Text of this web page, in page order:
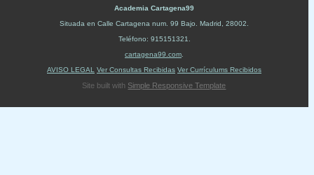
Academia Cartagena99
Situada en Calle Cartagena num. 99 Bajo Madrid 28002
Teléfono: 915151321
cartagena99.com
AVISO LEGAL
Ver Consultas Recibidas Ver Currículums Recibidos
Site built with Simple Responsive Template